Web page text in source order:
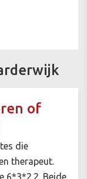
of
die
therapeut.
6*3*2.2. Beide